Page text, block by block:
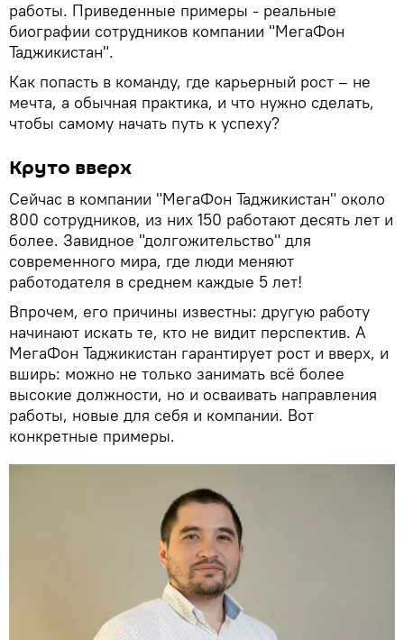
работы. Приведенные примеры - реальные
биографии сотрудников компании "МегаФон
Таджикистан".
Как попасть в команду, где карьерный рост – не
мечта, а обычная практика, и что нужно сделать,
чтобы самому начать путь к успеху?
Круто вверх
Сейчас в компании "МегаФон Таджикистан" около
800 сотрудников, из них 150 работают десять лет и
более. Завидное "долгожительство" для
современного мира, где люди меняют
работодателя в среднем каждые 5 лет!
Впрочем, его причины известны: другую работу
начинают искать те, кто не видит перспектив. А
МегаФон Таджикистан гарантирует рост и вверх, и
вширь: можно не только занимать всё более
высокие должности, но и осваивать направления
работы, новые для себя и компании. Вот
конкретные примеры.